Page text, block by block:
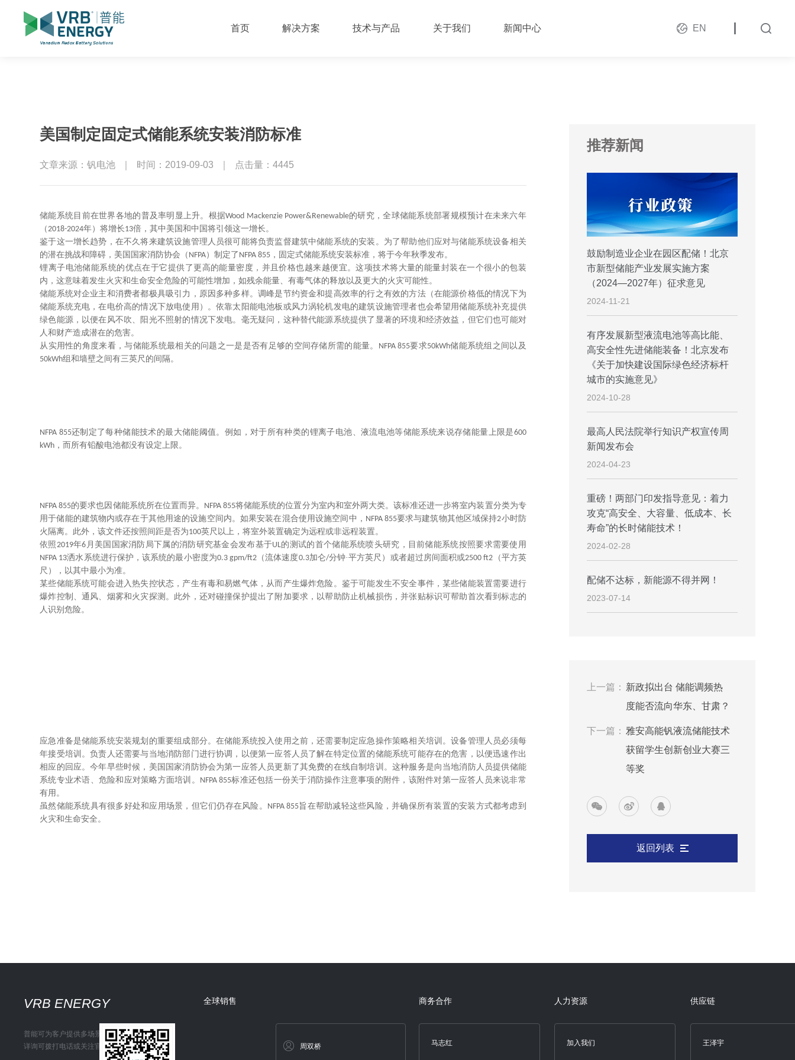
首页 解决方案 技术与产品 关于我们 新闻中心 EN
美国制定固定式储能系统安装消防标准
文章来源：钒电池 时间：2019-09-03 点击量：4445
储能系统目前在世界各地的普及率明显上升。根据Wood Mackenzie Power&Renewable的研究，全球储能系统部署规模预计在未来六年
（2018-2024年）将增长13倍，其中美国和中国将引领这一增长。
鉴于这一增长趋势，在不久将来建筑设施管理人员很可能将负责监督建筑中储能系统的安装。为了帮助他们应对与储能系统设备相关
的潜在挑战和障碍，美国国家消防协会（ NFPA）制定了 NFPA 855 ，固定式储能系统安装标准，将于今年秋季发布。
锂离子电池储能系统的优点在于它提供了更高的能量密度，并且价格也越来越便宜。这项技术将大量的能量封装在一个很小的包装
内，这意味着发生火灾和生命安全危险的可能性增加，如残余能量、有毒气体的释放以及更大的火灾可能性。
储能系统对企业主和消费者都极具吸引力，原因多种多样。调峰是节约资金和提高效率的行之有效的方法（在能源价格低的情况下为
储能系统充电，在电价高的情况下放电使用）。依靠太阳能电池板或风力涡轮机发电的建筑设施管理者也会希望用储能系统补充提供
绿色能源，以便在风不吹、阳光不照射的情况下发电。毫无疑问，这种替代能源系统提供了显著的环境和经济效益，但它们也可能对
人和财产造成潜在的危害。
从实用性的角度来看，与储能系统最相关的问题之一是是否有足够的空间存储所需的能量。 NFPA 855要求50kWh储能系统组之间以及
50kWh组和墙壁之间有三英尺的间隔。
NFPA 855还制定了每种储能技术的最大储能阈值。例如，对于所有种类的锂离子电池、液流电池等储能系统来说存储能量上限是600
kWh ，而所有铅酸电池都没有设定上限。
NFPA 855的要求也因储能系统所在位置而异。 NFPA 855将储能系统的位置分为室内和室外两大类。该标准还进一步将室内装置分类为专
用于储能的建筑物内或存在于其他用途的设施空间内。如果安装在混合使用设施空间中， NFPA 855要求与建筑物其他区域保持2小时防
火隔离。此外，该文件还按照间距是否为100英尺以上，将室外装置确定为远程或非远程装置。
依照2019年6 月美国国家消防局下属的消防研究基金会发布基于UL的测试的首个储能系统喷头研究，目前储能系统按照要求需要使用
NFPA 13洒水系统进行保护，该系统的最小密度为0.3 gpm/ft2 （流体速度0.3加仑/分钟·平方英尺）或者超过房间面积或2500 ft2 （平方英
尺），以其中最小为准。
某些储能系统可能会进入热失控状态，产生有毒和易燃气体，从而产生爆炸危险。鉴于可能发生不安全事件，某些储能装置需要进行
爆炸控制、通风、烟雾和火灾探测。此外，还对碰撞保护提出了附加要求，以帮助防止机械损伤，并张贴标识可帮助首次看到标志的
人识别危险。
应急准备是储能系统安装规划的重要组成部分。在储能系统投入使用之前，还需要制定应急操作策略相关培训。设备管理人员必须每
年接受培训。负责人还需要与当地消防部门进行协调，以便第一应答人员了解在特定位置的储能系统可能存在的危害，以便迅速作出
相应的回应。今年早些时候，美国国家消防协会为第一应答人员更新了其免费的在线自制培训。这种服务是向当地消防人员提供储能
系统专业术语、危险和应对策略方面培训。 NFPA 855标准还包括一份关于消防操作注意事项的附件，该附件对第一应答人员来说非常
有用。
虽然储能系统具有很多好处和应用场景，但它们仍存在风险。 NFPA 855旨在帮助减轻这些风险，并确保所有装置的安装方式都考虑到
火灾和生命安全。
推荐新闻
鼓励制造业企业在园区配储！北京
市新型储能产业发展实施方案
（2024—2027年）征求意见
2024-11-21
有序发展新型液流电池等高比能、
高安全性先进储能装备！北京发布
《关于加快建设国际绿色经济标杆
城市的实施意见》
2024-10-28
最高人民法院举行知识产权宣传周
新闻发布会
2024-04-23
重磅！两部门印发指导意见：着力
攻克“高安全、大容量、低成本、长
寿命”的长时储能技术！
2024-02-28
配储不达标，新能源不得并网！
2023-07-14
上一篇： 新政拟出台 储能调频热
度能否流向华东、甘肃？
下一篇： 雅安高能钒液流储能技术
获留学生创新创业大赛三
等奖
返回列表
VRB ENERGY
普能可为客户提供多场景储能解决方案
详询可拨打电话或关注官方微信
全球销售
周双桥
商务合作
马志红
人力资源
加入我们
供应链
王泽宇